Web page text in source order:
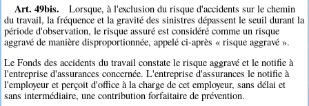
Art. 49bis.
Lorsque, à l'exclusion du risque d'accidents sur le chemin
du travail, la fréquence et la gravité des sinistres dépassent le seuil durant la
période d'observation, le risque assuré est considéré comme un risque
aggravé de manière disproportionnée, appelé ci-après « risque aggravé ».
Le Fonds des accidents du travail constate le risque aggravé et le notifie à
l'entreprise d'assurances concernée. L'entreprise d'assurances le notifie à
l'employeur et perçoit d'office à la charge de cet employeur, sans délai et
sans intermédiaire, une contribution forfaitaire de prévention.